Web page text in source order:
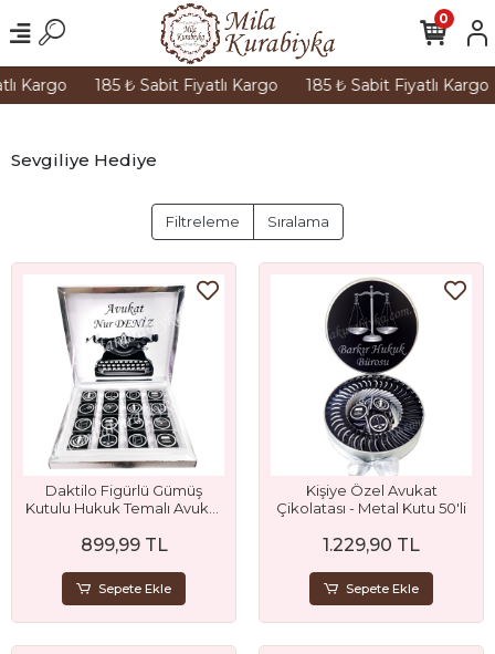
Kargo 185 ₺ Sabit Fiyatlı Kargo 185 ₺ Sabit Fiyatlı Kargo
0
Sevgiliye Hediye
Filtreleme Sıralama
Daktilo Figürlü Gümüş
Kutulu Hukuk Temalı Avukat
899,99 TL
Sepete Ekle
Kişiye Özel Avukat
Çikolatası - Metal Kutu 50'li
1.229,90 TL
Sepete Ekle